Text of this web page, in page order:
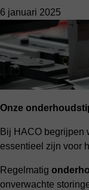
6 januari 2025
Onze
Bij HACO begrijpen
essentieel zijn voor
Regelmatig
onverwachte